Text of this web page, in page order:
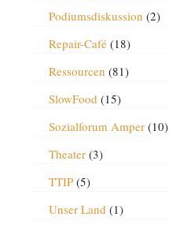
Podiumsdiskussion (2)
Repair-Café(18)
Ressourcen (81)
SlowFood (15)
Sozialforum Amper(10)
Theater(3)
TTIP(5)
Unser Land (1)